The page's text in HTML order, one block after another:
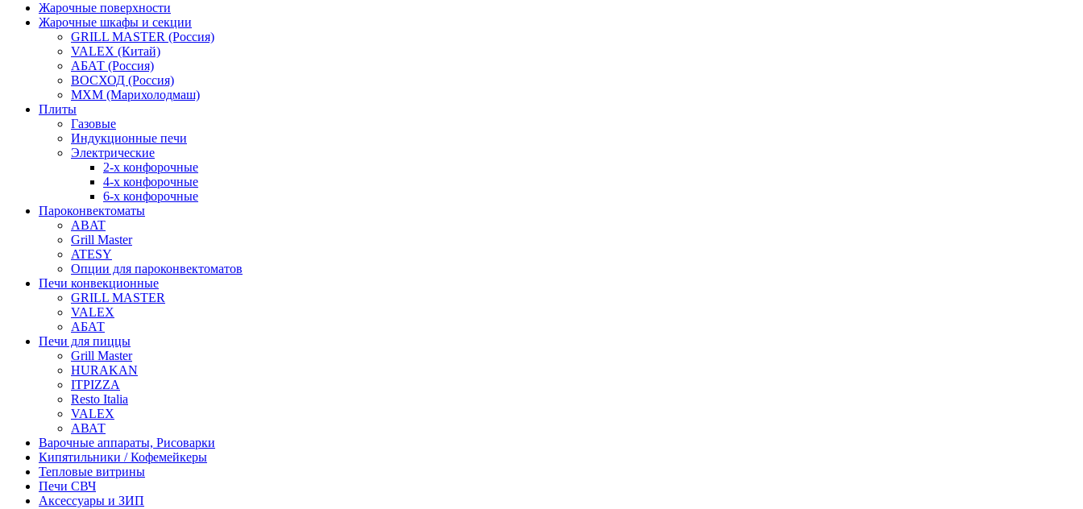
Жарочные поверхности
Жарочные шкафы и секции
GRILL MASTER (Россия)
VALEX (Китай)
АБАТ (Россия)
ВОСХОД (Россия)
МХМ (Марихолодмаш)
Плиты
Газовые
Индукционные печи
Электрические
2-х конфорочные
4-х конфорочные
6-х конфорочные
Пароконвектоматы
ABAT
Grill Master
ATESY
Опции для пароконвектоматов
Печи конвекционные
GRILL MASTER
VALEX
АБАТ
Печи для пиццы
Grill Master
HURAKAN
ITPIZZA
Resto Italia
VALEX
АВАТ
Варочные аппараты, Рисоварки
Кипятильники / Кофемейкеры
Тепловые витрины
Печи СВЧ
Аксессуары и ЗИП